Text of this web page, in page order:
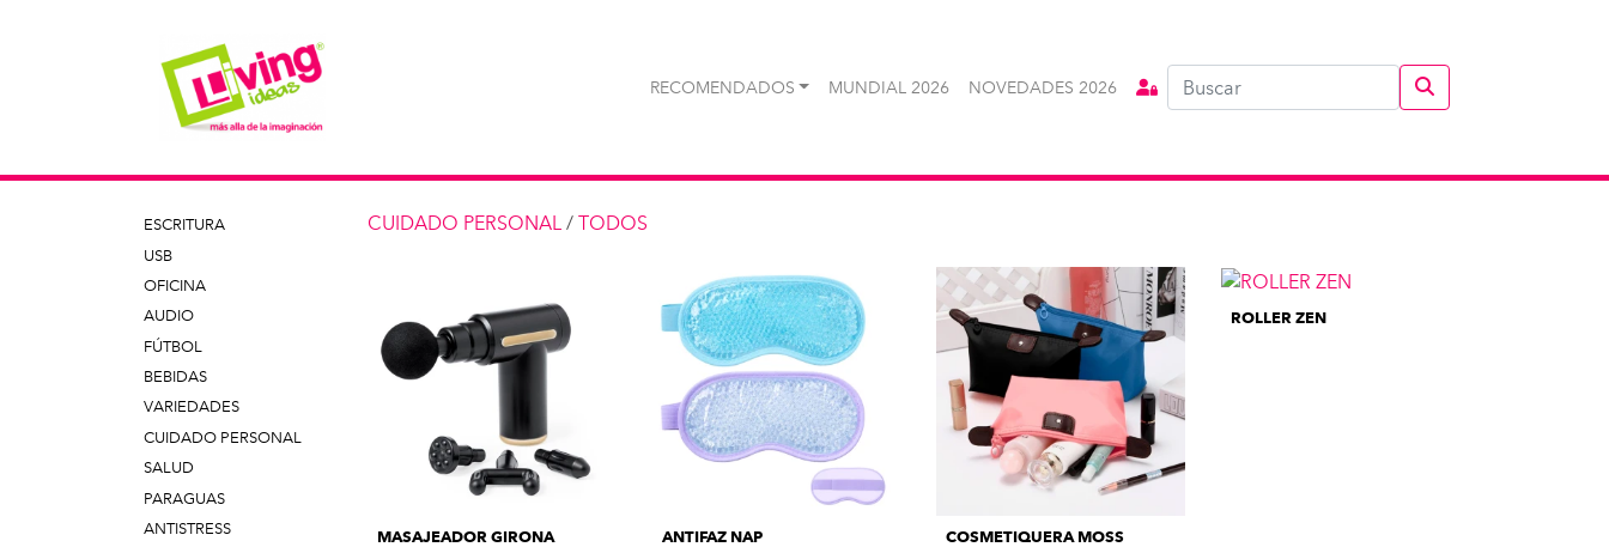
RECOMENDADOS MUNDIAL 2026 NOVEDADES 2026
ESCRITURA
USB
OFICINA
AUDIO
FÚTBOL
BEBIDAS
VARIEDADES
CUIDADO PERSONAL
SALUD
PARAGUAS
ANTISTRESS
CUIDADO PERSONAL / TODOS
MASAJEADOR GIRONA ANTIFAZ NAP COSMETIQUERA MOSS
ROLLER ZEN